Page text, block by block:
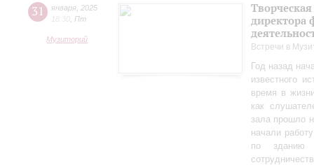
31 января 2025
18:30 Пт
Музиторий
директора
Встречи в
Год назад
известного
время в
как
зала прошло
начали
по зданию